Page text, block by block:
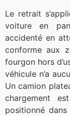
Le retrait
voiture en
accidenté en
conforme aux
fourgon hors
véhicule n’a
Un camion
chargement
positionné